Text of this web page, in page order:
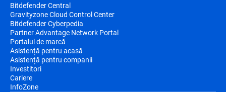
Bitdefender Central
Gravityzone Cloud Control Center
Bitdefender Cyberpedia
Partner Advantage Network Portal
Portalul de marcă
Asistență pentru acasă
Asistență pentru companii
Investitori
Cariere
InfoZone